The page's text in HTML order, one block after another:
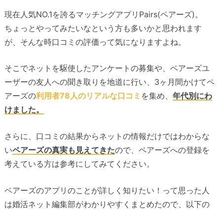
現在人気NO.1を誇るマッチングアプリPairs(ペアーズ)。
ちょっとやってみたいなという方も多いかと思われます
が、そんな時口コミの評価って気になりますよね。
そこでネットを駆使したアンケートの募集や、ペアーズユ
ーザーの友人への聞き取りを地道に行い、3ヶ月間かけてペ
アーズの利用者78人のリアルな口コミ を集め、 年代別にわ
けました。
さらに、口コミの結果からネットの情報だけではわからな
いペアーズの真実も見えてきたので、ペアーズへの登録を
考えている方は参考にしてみてください。
ペアーズのアプリのことが詳しく知りたい！って思った人
は婚活ネット編集部がわかりやすくまとめたので、以下の